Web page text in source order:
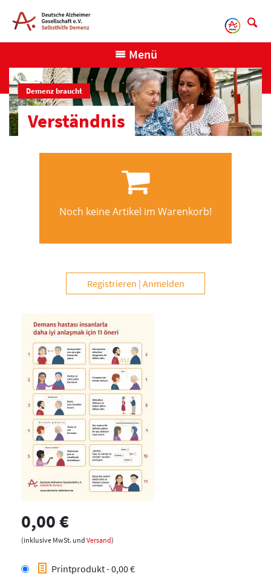
Menü
Demenz braucht
Verständnis
Noch keine Artikel im Warenkorb!
Registrieren Anmelden
0,00 €
(inklusive MwSt. und Versand)
Printprodukt - 0,00 €